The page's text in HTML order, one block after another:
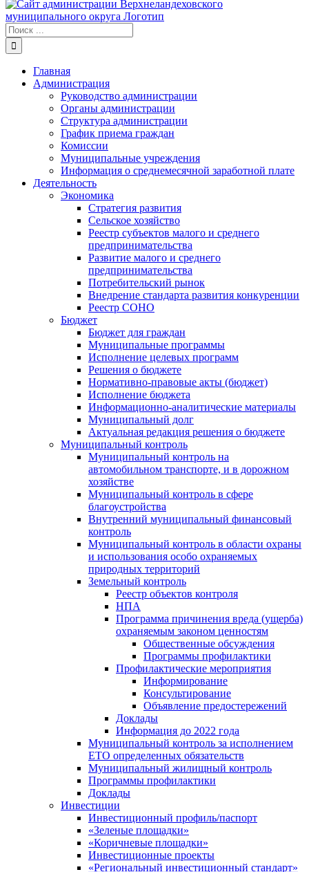
Результат
поиска:
Главная
Администрация
Руководство администрации
Органы администрации
Структура администрации
График приема граждан
Комиссии
Муниципальные учреждения
Информация о среднемесячной заработной плате
Деятельность
Экономика
Стратегия развития
Сельское хозяйство
Реестр субъектов малого и среднего
предпринимательства
Развитие малого и среднего
предпринимательства
Потребительский рынок
Внедрение стандарта развития конкуренции
Реестр СОНО
Бюджет
Бюджет для граждан
Муниципальные программы
Исполнение целевых программ
Решения о бюджете
Нормативно-правовые акты (бюджет)
Исполнение бюджета
Информационно-аналитические материалы
Муниципальный долг
Актуальная редакция решения о бюджете
Муниципальный контроль
Муниципальный контроль на
автомобильном транспорте, и в дорожном
хозяйстве
Муниципальный контроль в сфере
благоустройства
Внутренний муниципальный финансовый
контроль
Муниципальный контроль в области охраны
и использования особо охраняемых
природных территорий
Земельный контроль
Реестр объектов контроля
НПА
Программа причинения вреда (ущерба)
охраняемым законом ценностям
Общественные обсуждения
Программы профилактики
Профилактические мероприятия
Информирование
Консультирование
Объявление предостережений
Доклады
Информация до 2022 года
Муниципальный контроль за исполнением
ЕТО определенных обязательств
Муниципальный жилищный контроль
Программы профилактики
Доклады
Инвестиции
Инвестиционный профиль/паспорт
«Зеленые площадки»
«Коричневые площадки»
Инвестиционные проекты
«Региональный инвестиционный стандарт»